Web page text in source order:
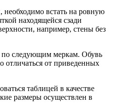
встать на ровную
находящейся сзади
например, стены без
следующим меркам. Обувь
отличаться от приведенных
таблицей в качестве
размеры осуществлен в